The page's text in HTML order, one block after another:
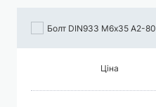
Болт DIN933 М6х35 А2-80
Ціна